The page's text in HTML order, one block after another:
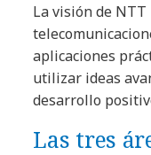
La visión de
aplicaciones
utilizar ideas
desarrollo
Las tres